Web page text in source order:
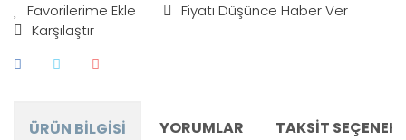
Fiyatı Düşünce Haber Ver
Karşılaştır
ÜRÜN BILGISI YORUMLAR TAKSIT